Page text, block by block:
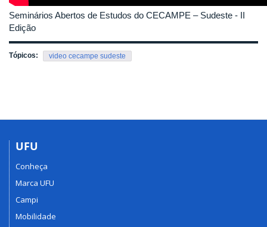
Seminários Abertos de Estudos do CECAMPE – Sudeste - II
Edição
Tópicos: video cecampe sudeste
UFU
Conheça
Marca UFU
Campi
Mobilidade